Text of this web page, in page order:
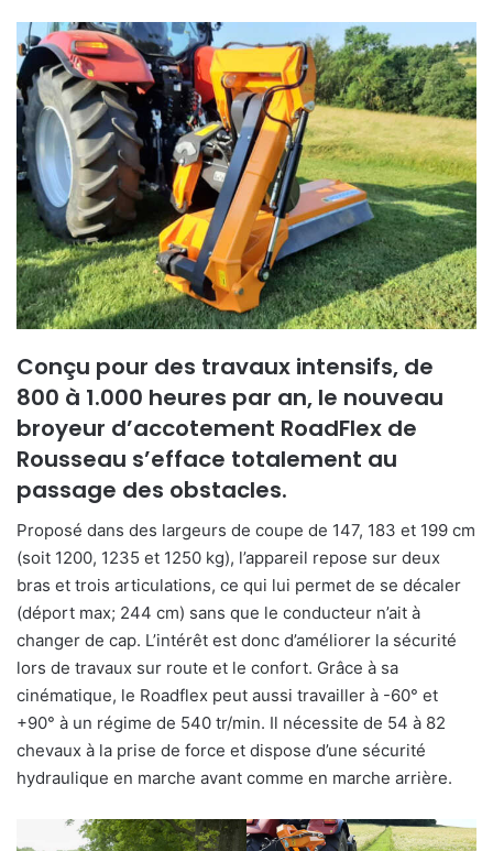
courriel
Conçu pour des travaux intensifs, de
800 à 1.000 heures par an, le nouveau
broyeur d’accotement RoadFlex de
Rousseau s’efface totalement au
passage des obstacles.
Proposé dans des largeurs de coupe de 147, 183 et 199 cm
(soit 1200, 1235 et 1250 kg), l’appareil repose sur deux
bras et trois articulations, ce qui lui permet de se décaler
(déport max; 244 cm) sans que le conducteur n’ait à
changer de cap. L’intérêt est donc d’améliorer la sécurité
lors de travaux sur route et le confort. Grâce à sa
cinématique, le Roadflex peut aussi travailler à -60° et
+90° à un régime de 540 tr/min. Il nécessite de 54 à 82
chevaux à la prise de force et dispose d’une sécurité
hydraulique en marche avant comme en marche arrière.